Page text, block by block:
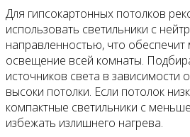
Для гипсокартонных потолков
использовать светильники с
направленностью, что
освещение всей комнаты.
источников света в зависимости
высоки потолки. Если потолок
компактные светильники с
избежать излишнего нагрева.